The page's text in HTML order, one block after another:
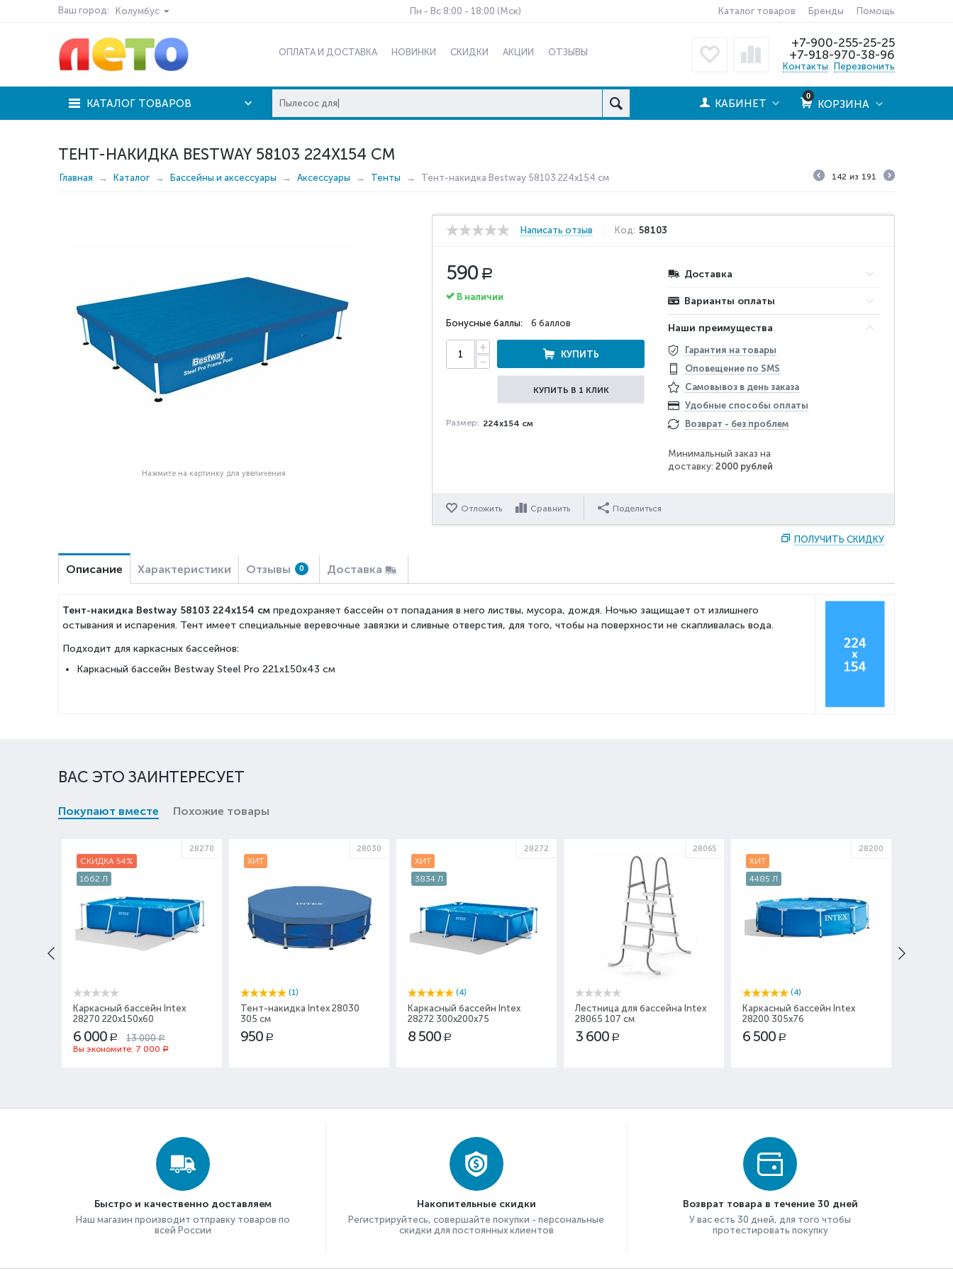
Ваш город: Колумбус Пн - Вс 8:00 - 18:00 (Мск) Каталог товаров Бренды Помощь
ОПЛАТА И ДОСТАВКА НОВИНКИ СКИДКИ АКЦИИ ОТЗЫВЫ
+7-900-255-25-25
+7-918-970-38-96
Контакты Перезвонить
КАТАЛОГ ТОВАРОВ
0
КОРЗИНА
КАБИНЕТ
ТЕНТ-НАКИДКА BESTWAY 58103 224X154 СМ
Главная Каталог Бассейны и аксессуары Аксессуары Тенты Тент-накидка Bestway 58103 224x154 см 142 из 191
Нажмите на картинку для увеличения
Написать отзыв Код: 58103
590 Р
В наличии
Бонусные баллы: 6 баллов
+
−
КУПИТЬ
КУПИТЬ В 1 КЛИК
Размер: 224х154 см
Доставка
Варианты оплаты
Наши преимущества
Гарантия на товары
Оповещение по SMS
Самовывоз в день заказа
Удобные способы оплаты
Возврат - без проблем
Минимальный заказ на
доставку:2000 рублей
Отложить Сравнить Поделиться
ПОЛУЧИТЬ СКИДКУ
Описание Характеристики Отзывы 0 Доставка
Тент-накидка Bestway 58103 224x154 см предохраняет бассейн от попадания в него листвы, мусора, дождя. Ночью защищает от излишнего
остывания и испарения. Тент имеет специальные веревочные завязки и сливные отверстия, для того, чтобы на поверхности не скапливалась вода.
Подходит для каркасных бассейнов:
Каркасный бассейн Bestway Steel Pro 221х150х43 см
ВАС ЭТО ЗАИНТЕРЕСУЕТ
Покупают вместе Похожие товары
СКИДКА 54%
1662 Л
28270
Каркасный бассейн Intex
28270 220x150x60
6 000 Р 13 000 Р
Вы экономите: 7 000 Р
ХИТ
28030
(1)
Тент-накидка Intex 28030
305 см
950 Р
ХИТ
3834 Л
28272
(4)
Каркасный бассейн Intex
28272 300x200x75
8 500 Р
28065
Лестница для бассейна Intex
28065 107 см
3 600 Р
ХИТ
4485 Л
28200
(4)
Каркасный бассейн Intex
28200 305x76
6 500 Р
Быстро и качественно доставляем
Наш магазин производит отправку товаров по
всей России
Накопительные скидки
Регистрируйтесь, совершайте покупки - персональные
скидки для постоянных клиентов
Возврат товара в течение 30 дней
У вас есть 30 дней, для того чтобы
протестировать покупку